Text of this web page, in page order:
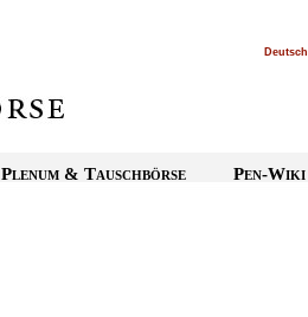
Deutsch
Plenum & Tauschbörse Pen-Wiki